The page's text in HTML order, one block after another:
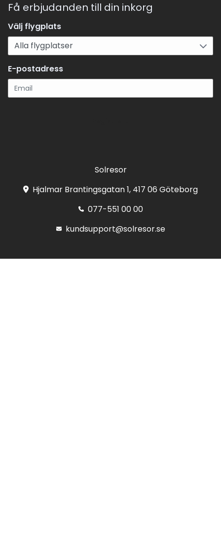
Få erbjudanden till din inkorg
Välj flygplats
E-postadress
Solresor
Hjalmar Brantingsgatan 1, 417 06 Göteborg
077-551 00 00
kundsupport@solresor.se